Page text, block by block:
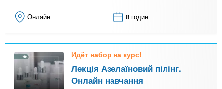
Онлайн 8 годин
Идёт набор на курс!
Лекція Азелаїновий пілінг.
Онлайн навчання